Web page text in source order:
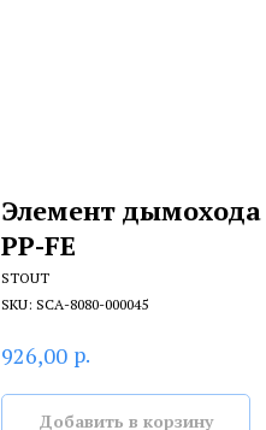
Элемент дымохода
PP-FE
STOUT
SKU: SCA-8080-000045
926,00 р.
Добавить в корзину